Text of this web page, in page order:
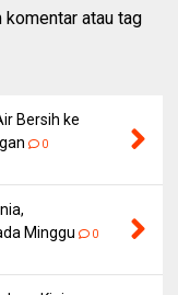
atau tag
Bersih ke
0
Minggu
0